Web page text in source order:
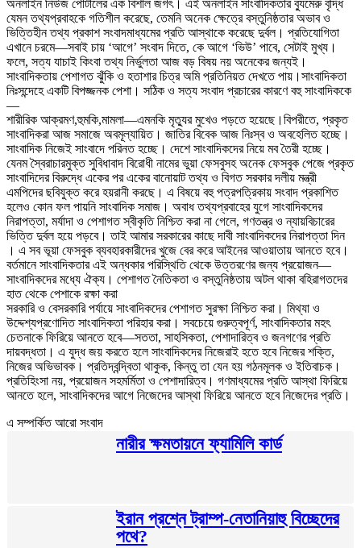
অনলাইন নিউজ পোর্টালের এক বিশাল জগৎ। এই অনলাইন সাংবাদিকতার ব্যুমেরু বৃদ্ধি
যেমন তথ্যপ্রবাহকে গতিশীল করেছে, তেমনি অনেক ক্ষেত্রে বস্তুনিষ্ঠতার অভাব ও
ভিত্তিহীন তথ্য প্রকাশ সংবাদমাধ্যমের প্রতি আস্থাকে করেছে দুর্বল। প্রতিযোগিতা
এখানে চরমে—সবাই চায় ‘আগে’ সংবাদ দিতে, কে আগে ‘ভিউ’ পাবে, সেটাই মুখ্য।
ফলে, সত্য যাচাই কিংবা তথ্য নির্ভুলতা আজ বড় বিষয় নয় অনেকের জন্যই।
সাংবাদিকতায় পেশাগত ঝুঁকি ও হতাশার চিত্র অমি প্রতিনিয়ত দেখতে পায়।সাংবাদিকতা
নিঃসন্দেহে একটি বিপজ্জনক পেশা। সঠিক ও সত্য সংবাদ প্রচারের কারণে বহু সাংবাদিককে
—
শারীরিক আক্রমণ,হুমকি,মামলা—এমনকি মৃত্যুর মুখেও পড়তে হয়েছে।বিপরীতে, প্রকৃত
সাংবাদিকরা আজ সমাজে অবমূল্যায়িত। জাতির বিবেক আজ নিঃস্ব ও অবহেলিত হচ্ছে।
সাংবাদিক নিজেই সাংবাদে পরিনত হচ্ছে। দেশে সাংবাদিকদের নিয়ে মব তৈরী হচ্ছে।
যেনম স্বৈরাচারমুক্ত সুবিধাবাদ বিরোধী নামের ভুয়া ফেসবুসহ অনেক ফেসবুক পেজে প্রকৃত
সাংবাদিদের বিরুদ্ধে একের পর একের বানোয়াট তথ্য ও বিগত সরকার দলীয় মন্ত্রী
এমপিদের ছবিযুক্ত করে হয়রানী করছে। এ বিষয়ে বহু পত্রপত্রিকায় সংবাদ প্রকাশিত
হলেও কোন ফল পায়নি সাংবাদিক সমাজ। অবাধ তথ্যপ্রবাহের যুগে সাংবাদিকদের
নিরাপত্তা, মর্যাদা ও পেশাগত স্বীকৃতি নিশ্চিত করা না গেলে, গণতন্ত্র ও ন্যায়বিচারের
ভিত্তি দুর্বল হয়ে পড়বে। তাই আমার সরকারের কাছে দাবী সাংবাদিকদের নিরাপত্তা দিন
। এ সব ভূয়া ফেসবুক ব্যবহারকারীদের খুজে বের করে আইনের আওয়াতায় আনতে হবে।
বর্তমানে সাংবাদিকতার এই অন্ধকার পরিস্থিতি থেকে উত্তরণের জন্য প্রয়োজন—
সাংবাদিকদের মধ্যে ঐক্য। পেশাগত নৈতিকতা ও বস্তুনিষ্ঠতায় অটল থাকা বহিরাগতদের
হাত থেকে পেশাকে রক্ষা করা
সরকারি ও বেসরকারি পর্যায়ে সাংবাদিকদের পেশাগত সুরক্ষা নিশ্চিত করা। মিথ্যা ও
উদ্দেশ্যপ্রণোদিত সাংবাদিকতা পরিহার করা। সবচেয়ে গুরুত্বপূর্ণ, সাংবাদিকতার মহৎ
চেতনাকে ফিরিয়ে আনতে হবে—সততা, সাহসিকতা, পেশাদারিত্ব ও জনগণের প্রতি
দায়বদ্ধতা। এ যুদ্ধ জয় করতে হলে সাংবাদিকদের নিজেরাই হতে হবে নিজের শক্তি,
নিজের অভিভাবক। প্রতিদ্বন্দ্বিতা থাকুক, কিন্তু তা যেন হয় গঠনমূলক ও ইতিবাচক।
প্রতিহিংসা নয়, প্রয়োজন সহমর্মিতা ও পেশাদারিত্ব। গণমাধ্যমের প্রতি আস্থা ফিরিয়ে
আনতে হলে, সাংবাদিকদের আগে নিজেদের আস্থা ফিরিয়ে আনতে হবে নিজেদের প্রতি।
এ সম্পর্কিত আরো সংবাদ
নারীর ক্ষমতায়নে ফ্যামিলি কার্ড
ইরান প্রশ্নে ট্রাম্প-নেতানিয়াহু বিচ্ছেদের
পথে?